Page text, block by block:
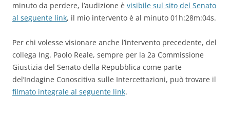
minuto da perdere, l’audizione è visibile sul sito del Senato
al seguente link, il mio intervento è al minuto 01h:28m:04s.
Per chi volesse visionare anche l’intervento precedente, del
collega Ing. Paolo Reale, sempre per la 2a Commissione
Giustizia del Senato della Repubblica come parte
del’Indagine Conoscitiva sulle Intercettazioni, può trovare il
filmato integrale al seguente link.